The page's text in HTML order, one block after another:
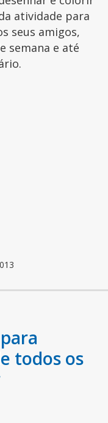
atividade para
seus amigos,
semana e até
todos os